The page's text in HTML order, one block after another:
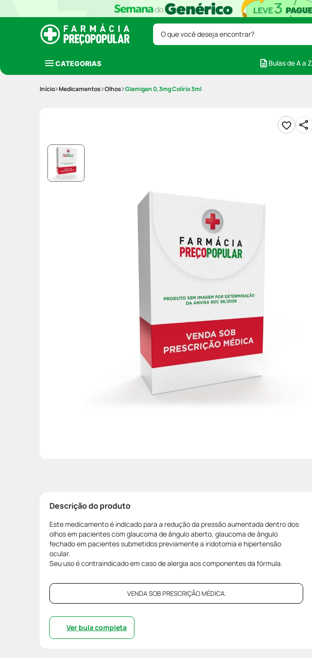
O que você deseja encontrar?
CATEGORIAS Bulas de A a Z
Medicamentos Olhos Glamigan 0,3mg Colírio 3ml
Descrição do produto
Este medicamento é indicado para a redução da pressão aumentada dentro dos
olhos em pacientes com glaucoma de ângulo aberto, glaucoma de ângulo
fechado em pacientes submetidos previamente a iridotomia e hipertensão
ocular.
Seu uso é contraindicado em caso de alergia aos componentes da fórmula.
VENDA SOB PRESCRIÇÃO MÉDICA.
Ver bula completa